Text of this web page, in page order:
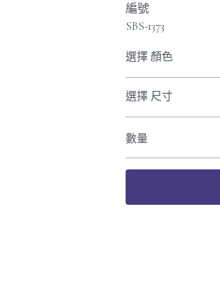
編號
SBS-1373
選擇 顏色
選擇 尺寸
數量